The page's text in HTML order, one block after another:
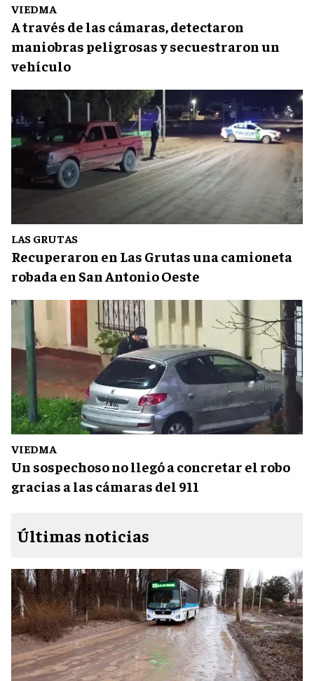
VIEDMA
A través de las cámaras, detectaron
maniobras peligrosas y secuestraron un
vehículo
LAS GRUTAS
Recuperaron en Las Grutas una camioneta
robada en San Antonio Oeste
VIEDMA
Un sospechoso no llegó a concretar el robo
gracias a las cámaras del 911
Últimas noticias